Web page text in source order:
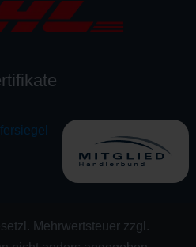
Mehrwertsteuer zzgl.